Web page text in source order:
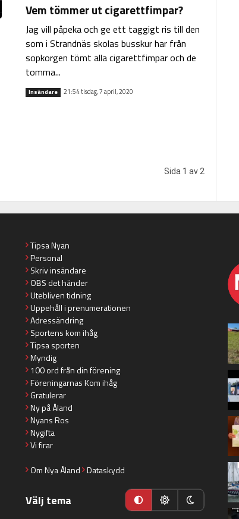
Vem tömmer ut cigarettfimpar?
Jag vill påpeka och ge ett taggigt ris till den
som i Strandnäs skolas busskur har från
sopkorgen tömt alla cigarettfimpar och de
tomma...
Insändare 21:54 tisdag, 7 april, 2020
Sida 1 av 2
Tipsa Nyan
Personal
Skriv insändare
OBS det händer
Utebliven tidning
Uppehåll i prenumerationen
Adressändring
Sportens kom ihåg
Tipsa sporten
Myndig
100 ord från din förening
Föreningarnas Kom ihåg
Gratulerar
Ny på Åland
Nyans Ros
Nygifta
Vi firar
Om Nya Åland Dataskydd
Välj tema